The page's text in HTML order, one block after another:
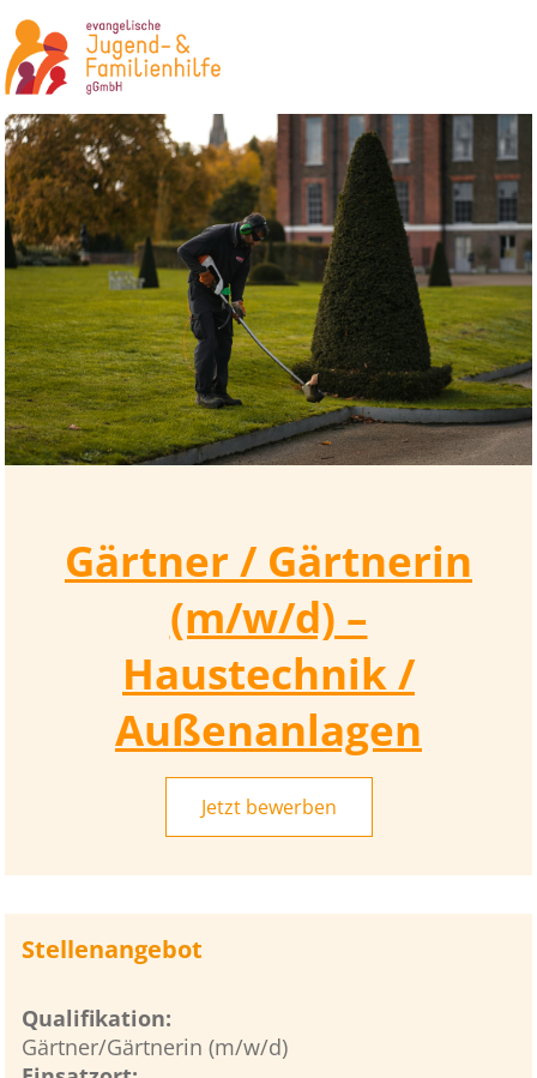
Gärtner / Gärtnerin
(m/w/d) –
Haustechnik /
Außenanlagen
Jetzt bewerben
Stellenangebot
Qualifikation:
Gärtner/Gärtnerin (m/w/d)